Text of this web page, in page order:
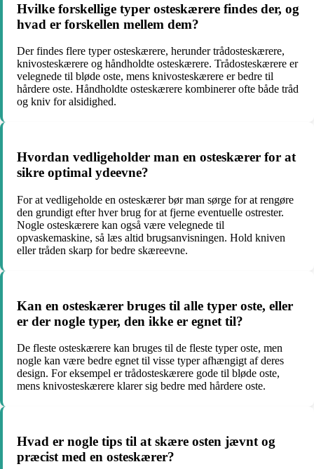
Hvilke forskellige typer osteskærere findes der, og
hvad er forskellen mellem dem?
Der findes flere typer osteskærere, herunder trådosteskærere,
knivosteskærere og håndholdte osteskærere. Trådosteskærere er
velegnede til bløde oste, mens knivosteskærere er bedre til
hårdere oste. Håndholdte osteskærere kombinerer ofte både tråd
og kniv for alsidighed.
Hvordan vedligeholder man en osteskærer for at
sikre optimal ydeevne?
For at vedligeholde en osteskærer bør man sørge for at rengøre
den grundigt efter hver brug for at fjerne eventuelle ostrester.
Nogle osteskærere kan også være velegnede til
opvaskemaskine, så læs altid brugsanvisningen. Hold kniven
eller tråden skarp for bedre skæreevne.
Kan en osteskærer bruges til alle typer oste, eller
er der nogle typer, den ikke er egnet til?
De fleste osteskærere kan bruges til de fleste typer oste, men
nogle kan være bedre egnet til visse typer afhængigt af deres
design. For eksempel er trådosteskærere gode til bløde oste,
mens knivosteskærere klarer sig bedre med hårdere oste.
Hvad er nogle tips til at skære osten jævnt og
præcist med en osteskærer?